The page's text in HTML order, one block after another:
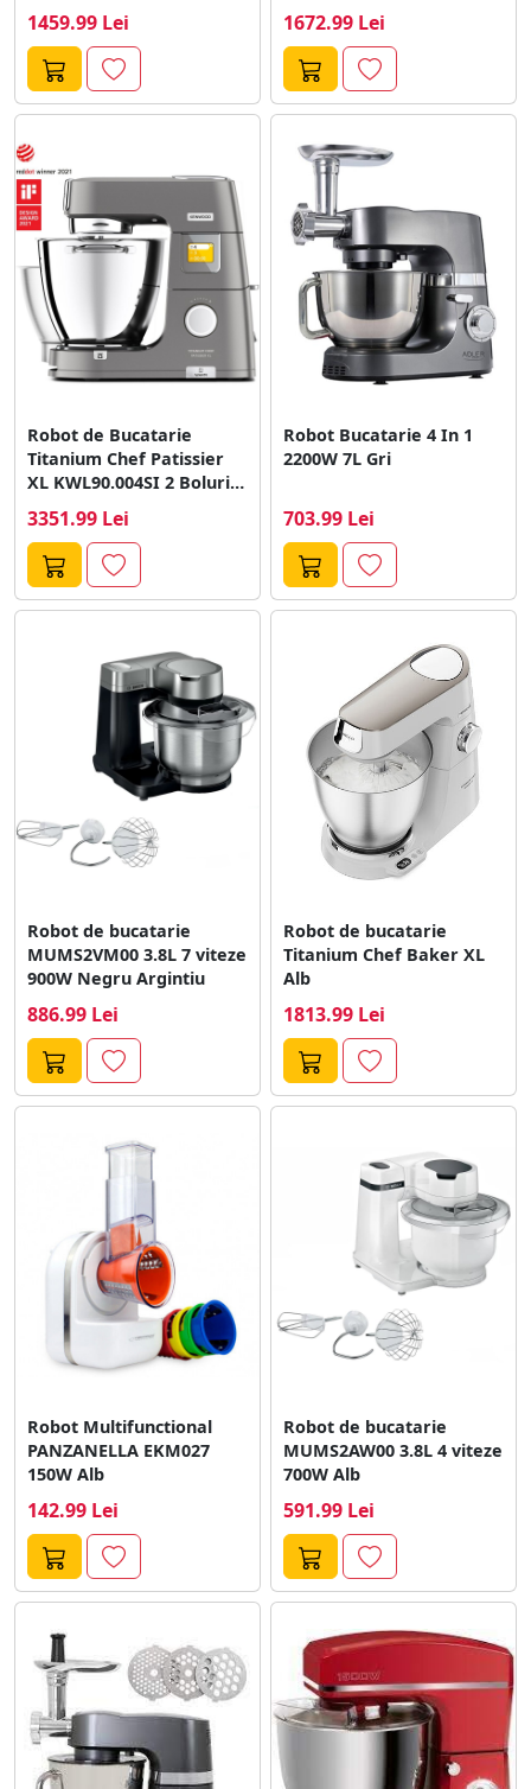
1459.99 Lei 1672.99 Lei
Robot de Bucatarie
Titanium Chef Patissier
XL KWL90.004SI 2 Boluri
3351.99 Lei
Robot Bucatarie 4 In 1
2200W 7L Gri
703.99 Lei
Robot de bucatarie
MUMS2VM00 3.8L 7 viteze
900W Negru Argintiu
886.99 Lei
Robot de bucatarie
Titanium Chef Baker XL
Alb
1813.99 Lei
Robot Multifunctional
PANZANELLA EKM027
150W Alb
142.99 Lei
Robot de bucatarie
MUMS2AW00 3.8L 4 viteze
700W Alb
591.99 Lei